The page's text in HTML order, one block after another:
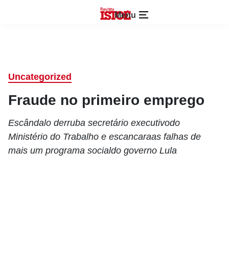
Menu
Uncategorized
Fraude no primeiro emprego
Escândalo derruba secretário executivodo
Ministério do Trabalho e escancaraas falhas de
mais um programa socialdo governo Lula